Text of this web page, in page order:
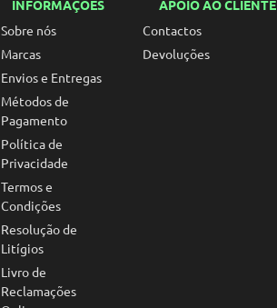
INFORMAÇÕES
Sobre nós
Marcas
Envios e Entregas
Métodos de
Pagamento
Política de
Privacidade
Termos e
Condições
Resolução de
Litígios
Livro de
Reclamações
APOIO AO CLIENTE
Contactos
Devoluções